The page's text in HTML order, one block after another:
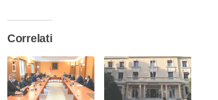
Correlati